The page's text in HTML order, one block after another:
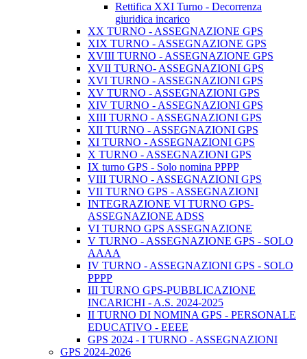
Rettifica XXI Turno - Decorrenza
giuridica incarico
XX TURNO - ASSEGNAZIONE GPS
XIX TURNO - ASSEGNAZIONE GPS
XVIII TURNO - ASSEGNAZIONE GPS
XVII TURNO- ASSEGNAZIONI GPS
XVI TURNO - ASSEGNAZIONI GPS
XV TURNO - ASSEGNAZIONI GPS
XIV TURNO - ASSEGNAZIONI GPS
XIII TURNO - ASSEGNAZIONI GPS
XII TURNO - ASSEGNAZIONI GPS
XI TURNO - ASSEGNAZIONI GPS
X TURNO - ASSEGNAZIONI GPS
IX turno GPS - Solo nomina PPPP
VIII TURNO - ASSEGNAZIONI GPS
VII TURNO GPS - ASSEGNAZIONI
INTEGRAZIONE VI TURNO GPS-
ASSEGNAZIONE ADSS
VI TURNO GPS ASSEGNAZIONE
V TURNO - ASSEGNAZIONE GPS - SOLO
AAAA
IV TURNO - ASSEGNAZIONI GPS - SOLO
PPPP
III TURNO GPS-PUBBLICAZIONE
INCARICHI - A.S. 2024-2025
II TURNO DI NOMINA GPS - PERSONALE
EDUCATIVO - EEEE
GPS 2024 - I TURNO - ASSEGNAZIONI
GPS 2024-2026